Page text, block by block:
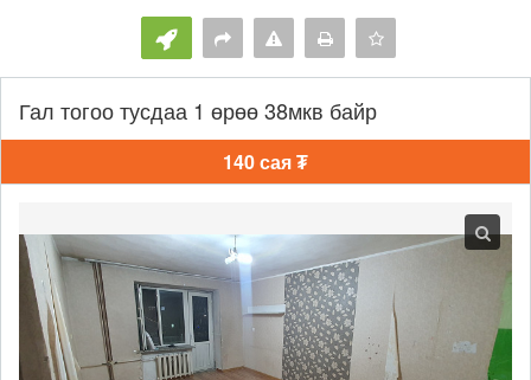
Гал тогоо тусдаа 1 өрөө 38мкв байр
140 сая ₮